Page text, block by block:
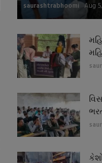
saurashtrabhoomi Aug